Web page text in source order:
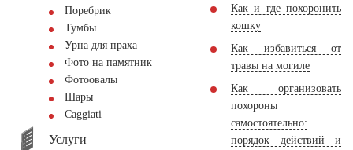
Поребрик
Тумбы
Урна для праха
Фото на памятник
Фотоовалы
Шары
Сaggiati
Услуги
Как и где похоронить
кошку
Как избавиться от
травы на могиле
Как организовать
похороны
самостоятельно:
порядок действий и